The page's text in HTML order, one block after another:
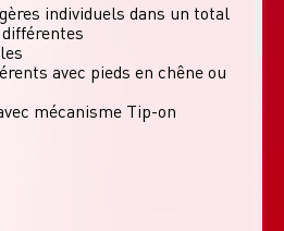
individuels dans un total
avec pieds en chêne ou
mécanisme Tip-on